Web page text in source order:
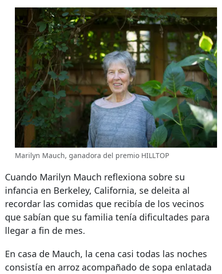
Marilyn Mauch, ganadora del premio HILLTOP
Cuando Marilyn Mauch reflexiona sobre su
infancia en Berkeley, California, se deleita al
recordar las comidas que recibía de los vecinos
que sabían que su familia tenía dificultades para
llegar a fin de mes.
En casa de Mauch, la cena casi todas las noches
consistía en arroz acompañado de sopa enlatada